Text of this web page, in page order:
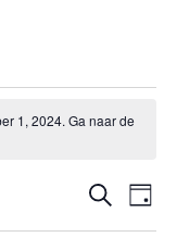
1, 2024. Ga naar de
Zoeken
Dag